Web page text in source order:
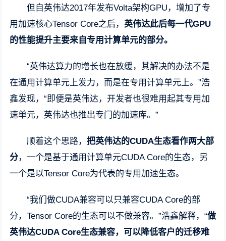
但自英伟达2017年发布Volta架构GPU，增加了专
用加速核心Tensor Core之后， 英伟达此后每一代GPU
的性能提升主要来自专用计算单元的部分。
“英伟达算力的增长也在放缓，其解决的办法不是
在通用计算单元上发力，而是在专用计算单元上。”浩
鑫发现，“即便是英伟达，开发者也很难用起其专用加
速单元，英伟达也推出专门的加速库。”
顺着这个思路，把英伟达的CUDA生态看作两大部
分，一个是基于通用计算单元CUDA Core的生态，另
一个是以Tensor Core为代表的专用加速生态。
“我们做CUDA兼容可以只兼容CUDA Core的部
分，Tensor Core的生态可以不做兼容。”浩鑫解释，“做
英伟达CUDA Core生态兼容，可以降低客户的迁移难